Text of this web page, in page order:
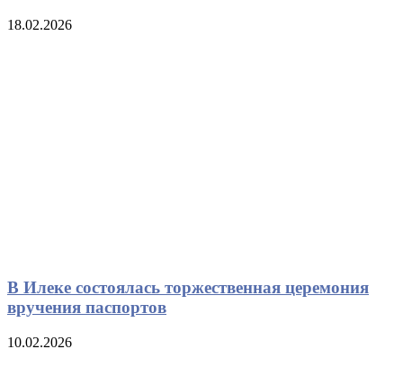
18.02.2026
В Илеке состоялась торжественная церемония
вручения паспортов
10.02.2026